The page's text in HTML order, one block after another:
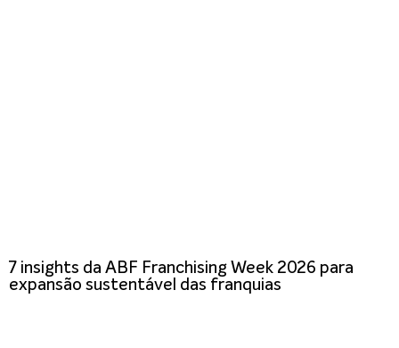
7 insights da ABF Franchising Week 2026 para
expansão sustentável das franquias